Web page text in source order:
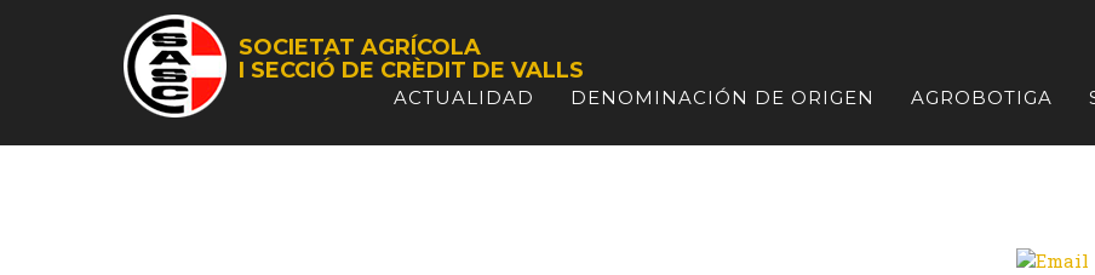
SOCIETAT AGRÍCOLA
I SECCIÓ DE CRÈDIT DE VALLS
ACTUALIDAD DENOMINACIÓN DE ORIGEN AGROBOTIGA